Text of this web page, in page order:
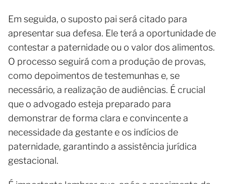
Em seguida, o suposto pai será citado para
apresentar sua defesa. Ele terá a oportunidade de
contestar a paternidade ou o valor dos alimentos.
O processo seguirá com a produção de provas,
como depoimentos de testemunhas e, se
necessário, a realização de audiências. É crucial
que o advogado esteja preparado para
demonstrar de forma clara e convincente a
necessidade da gestante e os indícios de
paternidade, garantindo a assistência jurídica
gestacional.